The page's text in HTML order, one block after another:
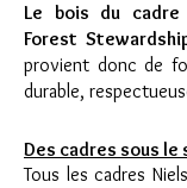
Le bois du
Forest
provient donc de
durable,
Des cadres sous le
Tous les cadres